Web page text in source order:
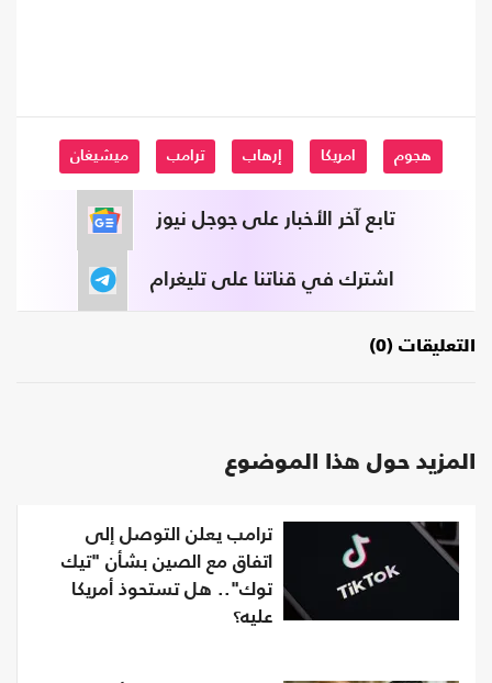
هجوم امريكا إرهاب ترامب ميشيغان
تابع آخر الأخبار على جوجل نيوز
اشترك في قناتنا على تليغرام
التعليقات (0)
المزيد حول هذا الموضوع
ترامب يعلن التوصل إلى
اتفاق مع الصين بشأن "تيك
توك".. هل تستحوذ أمريكا
عليه؟